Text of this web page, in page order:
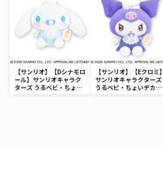
【サンリオ】【Dシナモロ
ール】サンリオキャラク
ターズ うるベビ・ちょい
デカドール
【サンリオ】【Eクロミ】
サンリオキャラクターズ
うるベビ・ちょいデカド
ール